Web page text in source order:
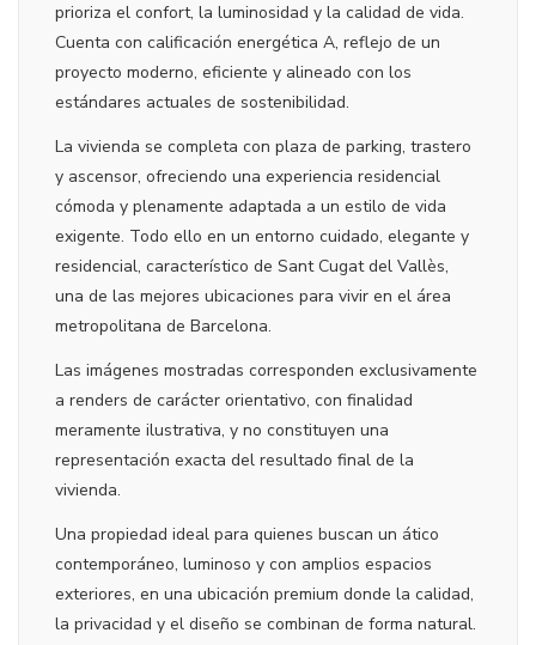
prioriza el confort, la luminosidad y la calidad de vida.
Cuenta con calificación energética A, reflejo de un
proyecto moderno, eficiente y alineado con los
estándares actuales de sostenibilidad.
La vivienda se completa con plaza de parking, trastero
y ascensor, ofreciendo una experiencia residencial
cómoda y plenamente adaptada a un estilo de vida
exigente. Todo ello en un entorno cuidado, elegante y
residencial, característico de Sant Cugat del Vallès,
una de las mejores ubicaciones para vivir en el área
metropolitana de Barcelona.
Las imágenes mostradas corresponden exclusivamente
a renders de carácter orientativo, con finalidad
meramente ilustrativa, y no constituyen una
representación exacta del resultado final de la
vivienda.
Una propiedad ideal para quienes buscan un ático
contemporáneo, luminoso y con amplios espacios
exteriores, en una ubicación premium donde la calidad,
la privacidad y el diseño se combinan de forma natural.